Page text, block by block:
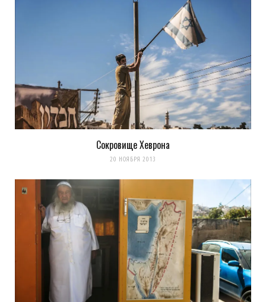
Сокровище Хеврона
20 НОЯБРЯ 2013